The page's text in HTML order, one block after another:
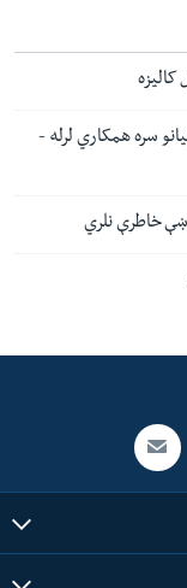
سره همکاري لرله -
خاطرې نلري